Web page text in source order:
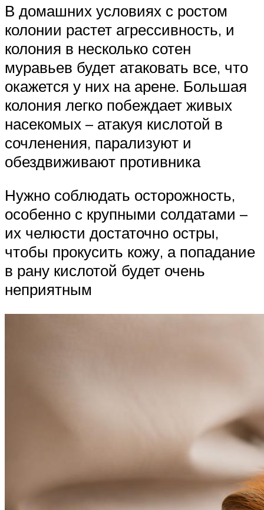
В домашних условиях с ростом
колонии растет агрессивность, и
колония в несколько сотен
муравьев будет атаковать все, что
окажется у них на арене. Большая
колония легко побеждает живых
насекомых – атакуя кислотой в
сочленения, парализуют и
обездвиживают противника
Нужно соблюдать осторожность,
особенно с крупными солдатами –
их челюсти достаточно остры,
чтобы прокусить кожу, а попадание
в рану кислотой будет очень
неприятным